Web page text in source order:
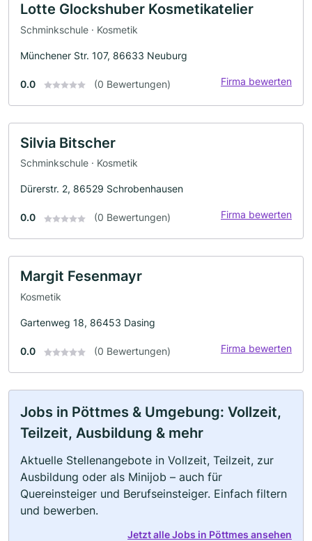
Lotte Glockshuber Kosmetikatelier
Schminkschule · Kosmetik
Münchener Str. 107, 86633 Neuburg
0.0 (0 Bewertungen) Firma bewerten
Silvia Bitscher
Schminkschule · Kosmetik
Dürerstr. 2, 86529 Schrobenhausen
0.0 (0 Bewertungen) Firma bewerten
Margit Fesenmayr
Kosmetik
Gartenweg 18, 86453 Dasing
0.0 (0 Bewertungen) Firma bewerten
Jobs in Pöttmes & Umgebung: Vollzeit,
Teilzeit, Ausbildung & mehr
Aktuelle Stellenangebote in Vollzeit, Teilzeit, zur
Ausbildung oder als Minijob – auch für
Quereinsteiger und Berufseinsteiger. Einfach filtern
und bewerben.
Jetzt alle Jobs in Pöttmes ansehen